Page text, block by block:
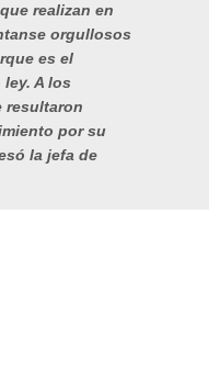
realizan en
orgullosos
es el
A los
resultaron
por su
la jefa de